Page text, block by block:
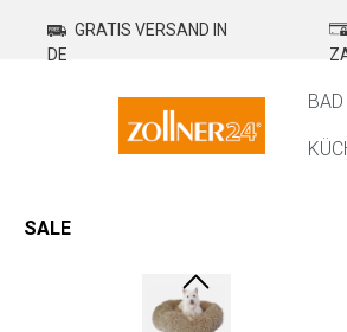
Zur Hauptnavigation
GRATIS VERSAND IN
DE
SALE
Bildergalerie